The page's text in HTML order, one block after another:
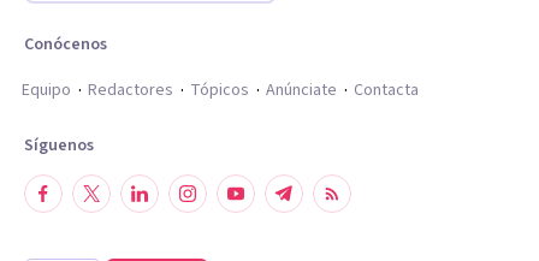
Conócenos
Equipo
Redactores Tópicos Anúnciate Contacta
Síguenos